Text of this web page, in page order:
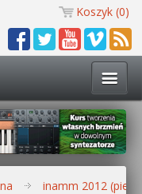
Koszyk (0)
inamm 2012